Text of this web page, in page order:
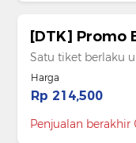
[DTK] Promo
Satu tiket berlaku
Harga
Rp 214,500
Penjualan